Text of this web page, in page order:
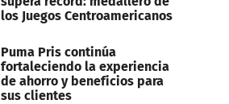
los Juegos Centroamericanos
Puma Pris continúa
fortaleciendo la experiencia
de ahorro y beneficios para
sus clientes